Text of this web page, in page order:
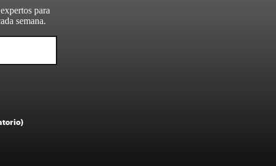
para
semana.